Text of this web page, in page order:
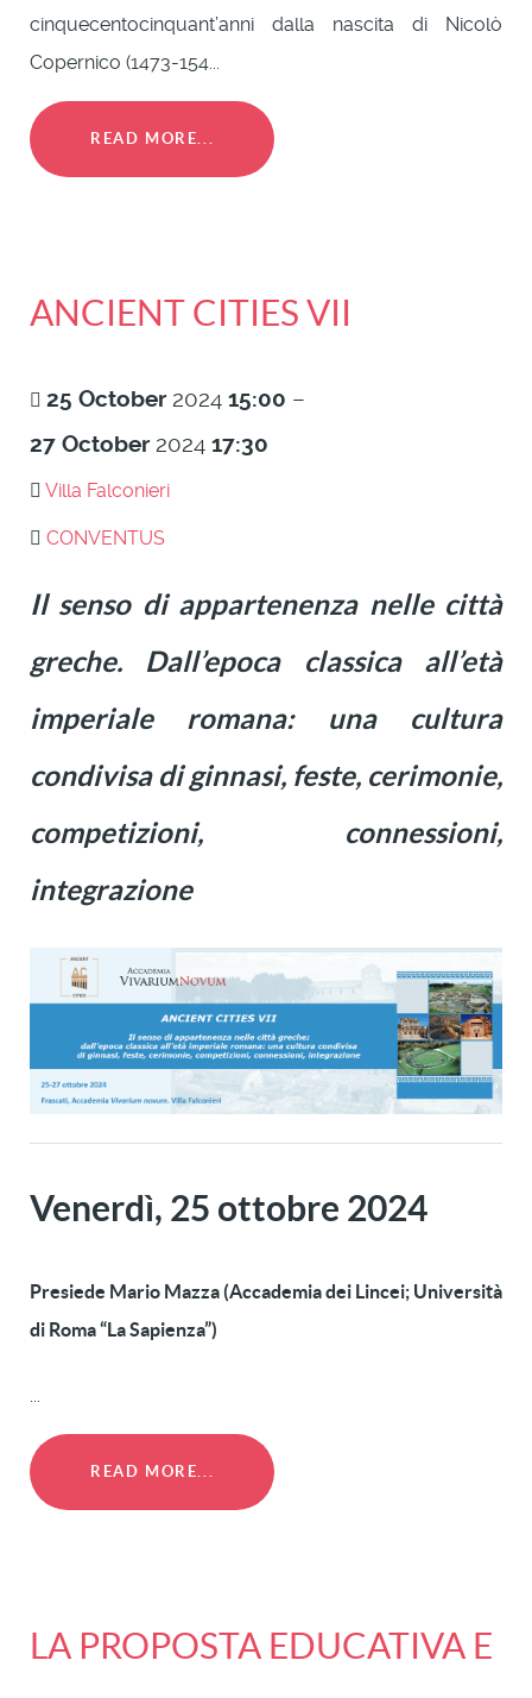
cinquecentocinquant’anni dalla nascita di Nicolò
Copernico (1473-154...
READ MORE...
ANCIENT CITIES VII
25 October 2024 15:00 –
27 October 2024 17:30
Villa Falconieri
CONVENTUS
Il senso di appartenenza nelle città
greche. Dall’epoca classica all’età
imperiale romana: una cultura
condivisa di ginnasi, feste, cerimonie,
competizioni, connessioni,
integrazione
Venerdì, 25 ottobre 2024
Presiede Mario Mazza (Accademia dei Lincei; Università
di Roma “La Sapienza”)
READ MORE...
LA PROPOSTA EDUCATIVA E